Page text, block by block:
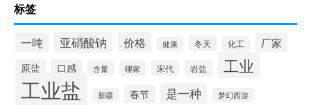
标签
一吨 亚硝酸钠 价格 健康 冬天 化工 厂家
原盐 口感 含量 哪家 宋代 岩盐 工业
工业盐 新疆 春节 是一种 梦幻西游